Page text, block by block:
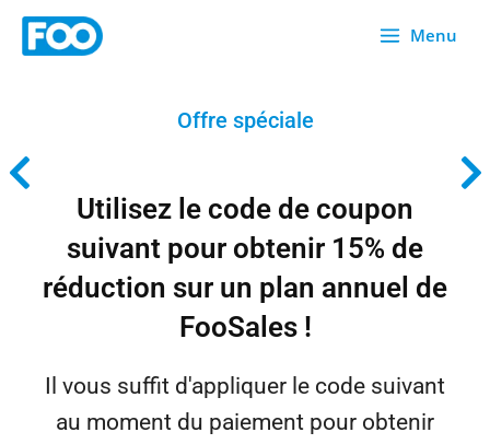
Skip
Menu
Offre spéciale
Utilisez le code de coupon
suivant pour obtenir 15% de
réduction sur un plan annuel de
FooSales !
Il vous suffit d'appliquer le code suivant
au moment du paiement pour obtenir